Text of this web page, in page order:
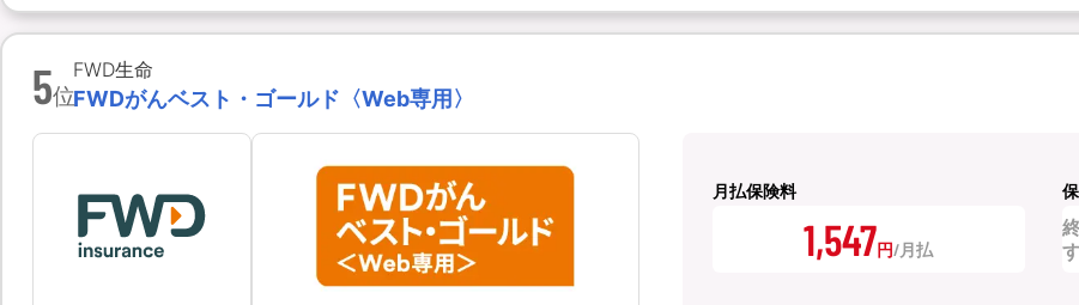
5位
FWD生命
FWDがんベスト・ゴールド〈Web専用〉
月払保険料
1,547円